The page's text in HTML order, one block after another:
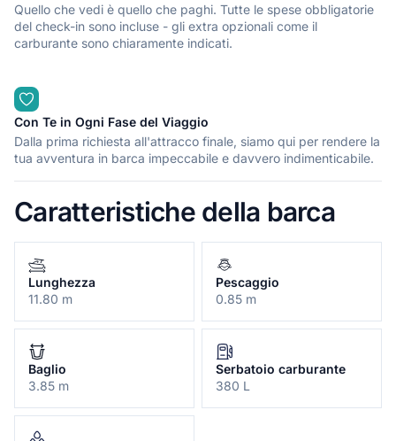
Quello che vedi è quello che paghi. Tutte le spese obbligatorie
del check-in sono incluse - gli extra opzionali come il
carburante sono chiaramente indicati.
Con Te in Ogni Fase del Viaggio
Dalla prima richiesta all'attracco finale, siamo qui per rendere la
tua avventura in barca impeccabile e davvero indimenticabile.
Caratteristiche della barca
Lunghezza
11.80 m
Pescaggio
0.85 m
Baglio
3.85 m
Serbatoio carburante
380 L